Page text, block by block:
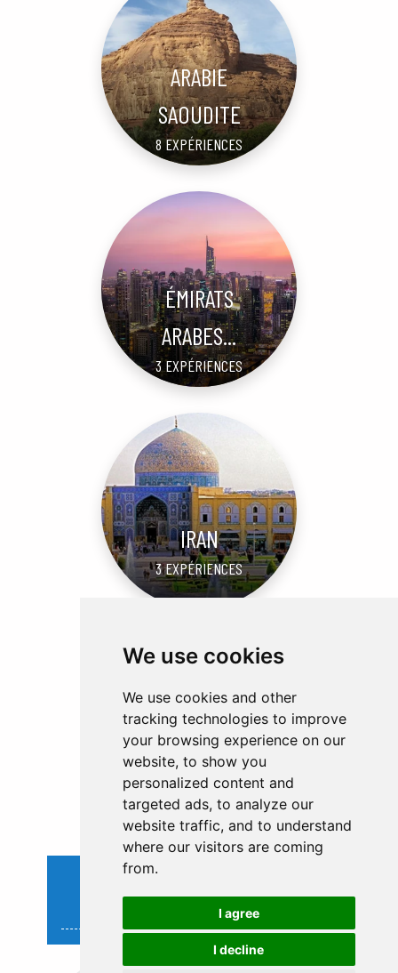
We use cookies
We use cookies and other
tracking technologies to improve
your browsing experience on our
website, to show you
personalized content and
targeted ads, to analyze our
website traffic, and to understand
where our visitors are coming
from.
I agree
I decline
ARABIE
SAOUDITE
8 EXPÉRIENCES
ÉMIRATS
ARABES...
3 EXPÉRIENCES
IRAN
3 EXPÉRIENCES
OMAN
2 EXPÉRIENCES
VOYAGES DU MONDE